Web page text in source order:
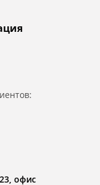
офис